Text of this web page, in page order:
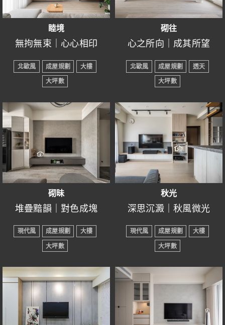
豐富度。
運用玄關旁的小和室，打
將桌，可自由升降，一個
空間擁有兩種用途！省去
計合而為一提升空間可塑
性。
加裝小圓水槽增添設計
感，也能讓客人一進門可
直接洗手，不必再繞到浴
室，不僅方便還很貼心。
此外，這次還有一個改造
重點便是：「小孩房」。
因整體空間有限，這次選
擇上下舖保留空間，安裝
一個書桌也綽綽有餘，搭
配系統櫃設計，提升收納
能力避免空間過於雜亂。
沿著低飽和暖色系木調的
臥房溫馨而簡約如暖暮餘
暉，和煦而不灼眼。相較
臥室淺白樺木紋和棕咖色
木紋拼接撞色的桌椅、系
活潑可愛。
質色系地板與系統櫃，溫
暖舒適的視覺感受油然而
生。
清水模漆的電視矮牆，巧
妙地區隔開客廳與遊戲
的收納機能，讓屋主能將
全家人珍貴的寶物全收藏
其中，成為充滿歡聲笑語
的回憶寶地。
臥室無處不在的收納空
間，是獨特的小巧思，整
體空間充滿浪漫的粉色
色，透明衣櫃門為空間添
加一絲延伸感，自在又舒
走。
成為最溫柔最堅韌的模
樣，不張牙舞爪，不膽怯
-------------------------
暖調的白與冷調的灰，為
空間構築舒心氛圍，搭配
木作柔和的點綴，融合冷
暖不同的調性，而鐵件、
小物的零星妝點，增添空
間趣味，同時層層疊疊出
多樣化的視覺層次，一覽
無遺的公共領域，延伸出
通透開闊視野。
臥室則承襲公領域的色
彩，與之相互呼應，大量
木作元素充斥在整體空間
之中，使得中性的灰調格
外具有舒眠氣息。
幸福跟著陽光的軌跡進入
然的如影隨形，在靜謐的
夜裡，便會隨著秋風肆意
舞動。
睦境
無拘無束｜心心相印
● 設計風格：北歐風
● 所在區域：新竹縣
● 室內坪數：22坪
● 房屋格局：2+1房2廳2衛
● 裝潢屋況：成屋規劃
● 主要建材：SPC石塑地
板、舒然銘板、鐵件、清
水模漆、六角磚、、花
磚、系統櫃、人造石、烤
漆玻璃…
-----------------------------------
最讓你躊躇不前的是什麼?
是大環境想讓我們達成的
社會價值?
還是那顆在意他人眼光的
心?
不，其實只有我們自己才
會讓自己猶豫停滯
北歐風 成屋規劃
大樓
大坪數
砌往
心之所向｜成其所望
● 設計風格：北歐風
● 所在區域：苗栗縣竹南
● 室內坪數：52坪
● 房屋格局：4房2廳4衛
● 裝潢屋況：成屋規劃
● 主要建材：鋁框門、木
地板、系統櫃、長虹玻
璃、鐵件…
-----------------------------------
建構夢想中的家園，是為
了未來美好的生活打下基
礎，透過一磚一瓦、一草
一木，將心中對家的憧
憬，一點一滴地化為現
實。
在創造一個空間的同時，
也在設計一個承載夢想寶
整體樣貌於優雅的淺色調
與溫潤的木質材質之間取
得完美的平衡，宛若在都
市中的一處幽靜之地。
開放式的廚房與餐廳設計
流暢而靈動，無縫銜接了
家庭生活的每一瞬，雖身
處忙碌的日常中依然能感
受到生活的溫度。柔和的
自然光透過大面積的落地
窗輕輕灑入室內，與木質
擺設互相映襯，猶如一幅
清新的畫作，無需過多點
綴，已然美不勝收。
灰色調的沙發區成為心靈
的休憩之所，簡潔線條與
柔軟為空間注入了淡然與
平和。一旁書桌區，讓人
得以在這裡沉浸於書卷之
中，或靜心思考。雅緻的
衣帽間則為居所增添更多
的實用性，一明一暗，踏
入另一天地，於樓梯轉角
處放置鋼琴，更增添住宅
藝術的氣息，隨音符流淌
演奏出靈魂的樂章。
心之所向，千山萬水皆可
行；夢之所繫，日月星辰
共為明，於此處，每一個
角落都染上了微光的暖
意，在喧囂的世俗之外，
心靜如水，安然自若。
北歐風 成屋規劃
透天
大坪數
砌昧
堆疊黯韻｜對色成塊
● 所在區域：苗栗縣頭份
● 室內坪數：24坪
● 房屋格局：3房2廳2衛
● 裝潢屋況：成屋規劃
● 主要建材：烤漆玻璃、
軌道燈、系統櫃、清水模
現代風 成屋規劃
大樓
大坪數
秋光
深思沉澱｜秋風微光
● 所在區域：新竹縣竹東
● 室內坪數：21坪
● 房屋格局：3房2廳2衛
● 裝潢屋況：成屋規劃
● 主要建材：鐵件、軌道
燈、系統櫃、木地板…
現代風 成屋規劃
大樓
大坪數